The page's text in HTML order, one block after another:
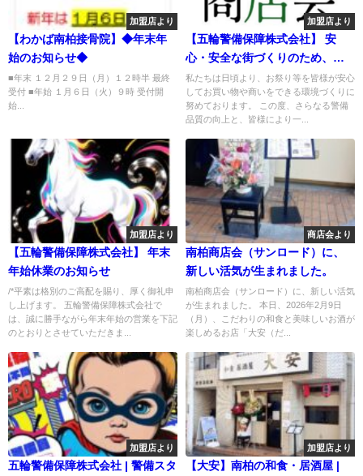
加盟店より
【わかば南柏接骨院】◆年末年
始のお知らせ◆
■年末 １２月２９日（月）１２時半 最終
受付 ■年始 １月６日（火）９時 受付開
始...
加盟店より
【五輪警備保障株式会社】 安
心・安全な街づくりのため、警
備員の「採用適性テスト」を導
入いたしました
私たちは日頃より、お祭り等を皆様が安心
してお買い物や商いをできる環境づくりに
努めております。 この度、さらなる警備
品質の向上と、皆様により一...
加盟店より
【五輪警備保障株式会社】 年末
年始休業のお知らせ
/*平素は格別のご高配を賜り、厚く御礼申
し上げます。 五輪警備保障株式会社で
は、誠に勝手ながら年末年始の営業を下記
のとおりとさせていただきま...
商店会より
南柏商店会（サンロード）に、
新しい活気が生まれました。
南柏商店会（サンロード）に、新しい活気
が生まれました。 本日、2026年2月9日
（月）、こだわりの和食と美味しいお酒が
楽しめるお店「大安（だ...
加盟店より
五輪警備保障株式会社 | 警備スタ
加盟店より
【大安】南柏の和食・居酒屋 |